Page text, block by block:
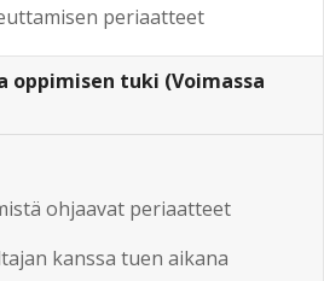
periaatteet
oppimisen tuki (Voimassa
ohjaavat periaatteet
kanssa tuen aikana